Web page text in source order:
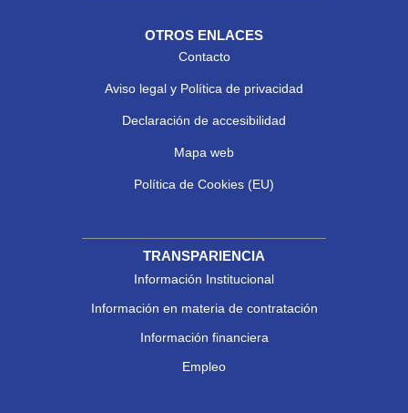
OTROS ENLACES
Contacto
Aviso legal y Política de privacidad
Declaración de accesibilidad
Mapa web
Política de Cookies (EU)
TRANSPARIENCIA
Información Institucional
Información en materia de contratación
Información financiera
Empleo